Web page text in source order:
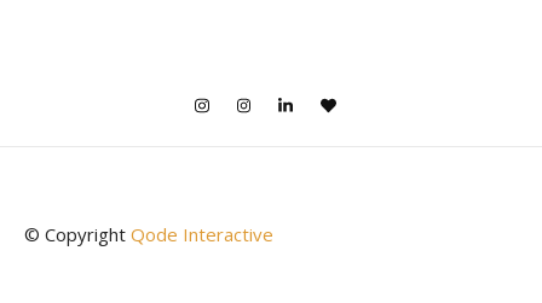
© Copyright Qode Interactive